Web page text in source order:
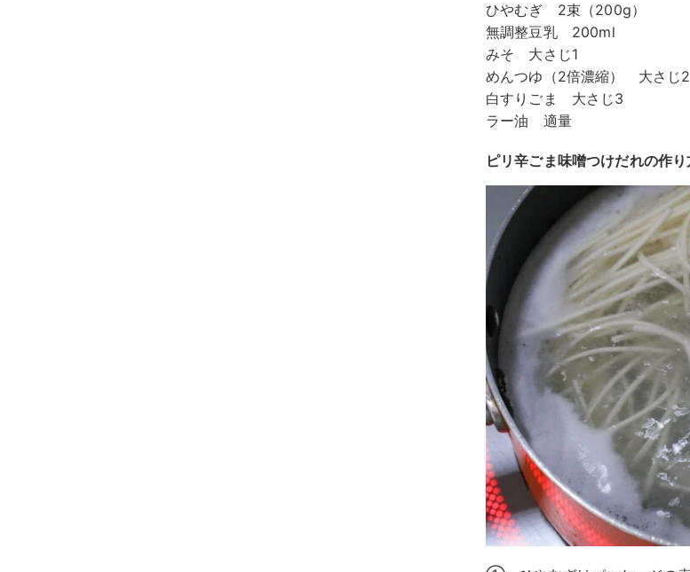
ひやむぎ 2束（200g）
無調整豆乳 200ml
みそ 大さじ1
めんつゆ（2倍濃縮） 大さじ2
白すりごま 大さじ3
ラー油 適量
ピリ辛ごま味噌つけだれの作り